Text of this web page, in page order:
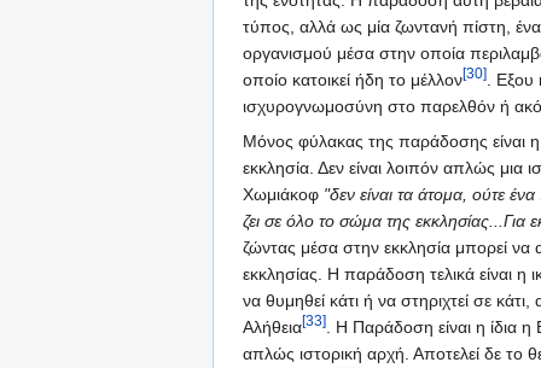
τύπος, αλλά ως μία ζωντανή πίστη,
οργανισμού μέσα στην οποία
οποίο κατοικεί ήδη το μέλλον[30]. Εξου
ισχυρογνωμοσύνη στο παρελθόν ή
Μόνος φύλακας της παράδοσης είναι η
εκκλησία. Δεν είναι λοιπόν απλώς
Χωμιάκοφ "δεν είναι τα άτομα, ούτε
ζει σε όλο το σώμα της εκκλησίας...Για
ζώντας μέσα στην εκκλησία μπορεί να
εκκλησίας. Η παράδοση τελικά είναι η
να θυμηθεί κάτι ή να στηριχτεί σε
Αλήθεια[33]. Η Παράδοση είναι η ίδια η
απλώς ιστορική αρχή. Αποτελεί δε